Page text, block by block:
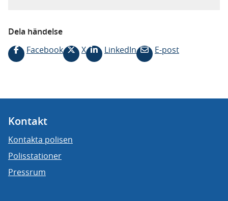
Dela händelse
Facebook
X LinkedIn E-post
Kontakt
Kontakta polisen
Polisstationer
Pressrum